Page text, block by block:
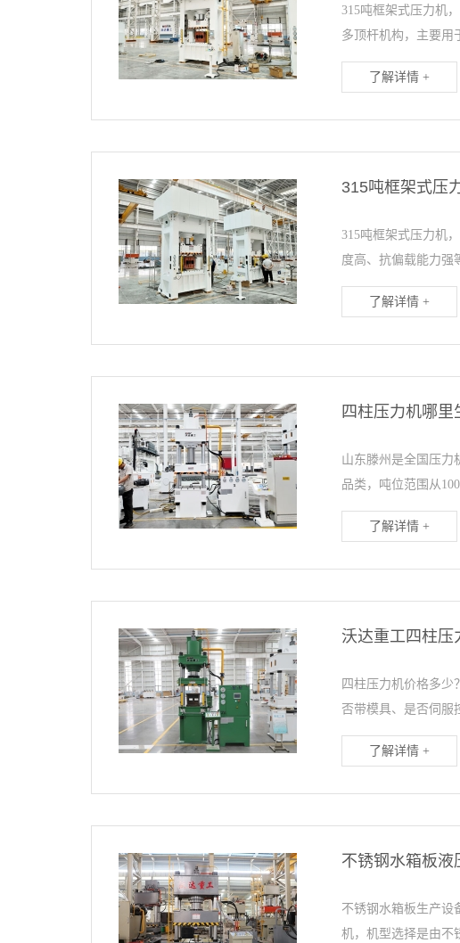
315吨框架式压力机
多顶杆机构，主要用
了解详情 +
315吨框架式压
315吨框架式压力机
度高、抗偏载能力强
了解详情 +
四柱压力机哪里
山东滕州是全国压力
品类，吨位范围从
了解详情 +
沃达重工四柱压
四柱压力机价格多少
否带模具、是否伺服
了解详情 +
不锈钢水箱板液
不锈钢水箱板生产设
机，机型选择是由不